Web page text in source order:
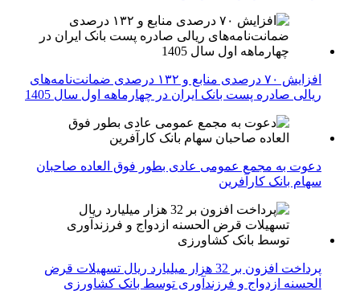
افزایش ۷۰ درصدی منابع و ۱۳۲ درصدی ضمانت‌نامه‌های
ریالی صادره پست بانک ایران در چهارماهه اول سال 1405
دعوت به مجمع عمومی عادی بطور فوق العاده صاحبان
سهام بانک کارآفرین
پرداخت افزون بر 32 هزار میلیارد ریال تسهیلات قرض
الحسنه ازدواج و فرزندآوری توسط بانک کشاورزی